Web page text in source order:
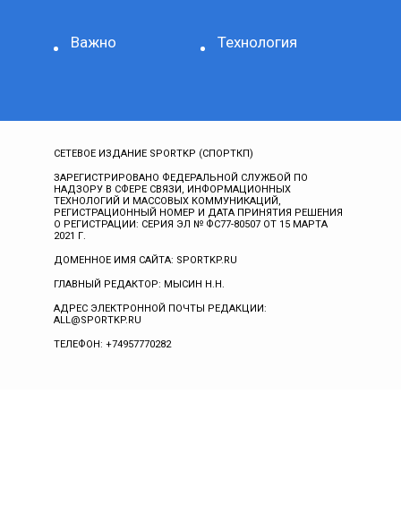
Важно Технология
СЕТЕВОЕ ИЗДАНИЕ SPORTKP (СПОРТКП)
ЗАРЕГИСТРИРОВАНО ФЕДЕРАЛЬНОЙ СЛУЖБОЙ ПО
НАДЗОРУ В СФЕРЕ СВЯЗИ, ИНФОРМАЦИОННЫХ
ТЕХНОЛОГИЙ И МАССОВЫХ КОММУНИКАЦИЙ,
РЕГИСТРАЦИОННЫЙ НОМЕР И ДАТА ПРИНЯТИЯ РЕШЕНИЯ
О РЕГИСТРАЦИИ: СЕРИЯ ЭЛ № ФС77-80507 ОТ 15 МАРТА
2021 Г.
ДОМЕННОЕ ИМЯ САЙТА: SPORTKP.RU
ГЛАВНЫЙ РЕДАКТОР: МЫСИН Н.Н.
АДРЕС ЭЛЕКТРОННОЙ ПОЧТЫ РЕДАКЦИИ:
ALL@SPORTKP.RU
ТЕЛЕФОН: +74957770282